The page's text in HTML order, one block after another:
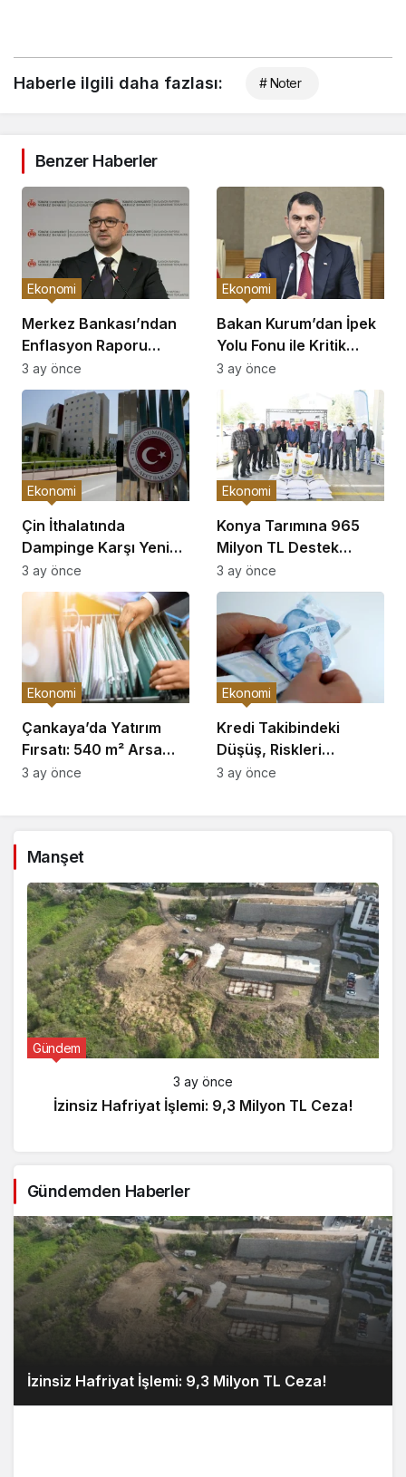
Haberle ilgili daha fazlası: # Noter
Benzer Haberler
Merkez Bankası’ndan
Enflasyon Raporu
Açıklaması
Ekonomi
3 ay önce
Bakan Kurum’dan İpek
Yolu Fonu ile Kritik
Görüşme
Ekonomi
3 ay önce
Çin İthalatında
Dampinge Karşı Yeni
Önlemler!
Ekonomi
3 ay önce
Konya Tarımına 965
Milyon TL Destek
Açıklaması
Ekonomi
3 ay önce
Çankaya’da Yatırım
Fırsatı: 540 m² Arsa
Satışı
Ekonomi
3 ay önce
Kredi Takibindeki
Düşüş, Riskleri
Artırıyor!
Ekonomi
3 ay önce
Manşet
Gündem
3 ay önce
İzinsiz Hafriyat İşlemi: 9,3 Milyon TL Ceza!
Gündemden Haberler
İzinsiz Hafriyat İşlemi: 9,3 Milyon TL Ceza!